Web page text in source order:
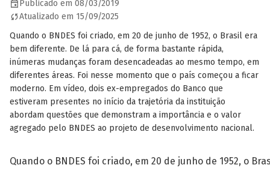
Publicado em 08/03/2019
Atualizado em 15/09/2025
Quando o BNDES foi criado, em 20 de junho de 1952, o Brasil era
bem diferente. De lá para cá, de forma bastante rápida,
inúmeras mudanças foram desencadeadas ao mesmo tempo, em
diferentes áreas. Foi nesse momento que o país começou a ficar
moderno. Em vídeo, dois ex-empregados do Banco que
estiveram presentes no início da trajetória da instituição
abordam questões que demonstram a importância e o valor
agregado pelo BNDES ao projeto de desenvolvimento nacional.
Quando o BNDES foi criado, em 20 de junho de 1952, o